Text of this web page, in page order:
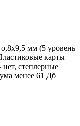
мм (5 уровень
карты –
нет, степлерные
менее 61 Дб